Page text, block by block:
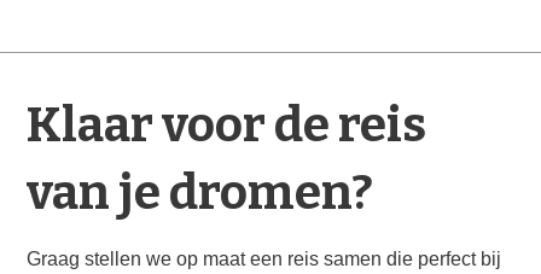
Klaar voor de reis
van je dromen?
Graag stellen we op maat een reis samen die perfect bij